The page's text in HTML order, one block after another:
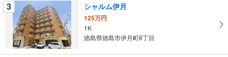
3 シャルム伊月
125万円
1K
徳島県徳島市伊月町6丁目